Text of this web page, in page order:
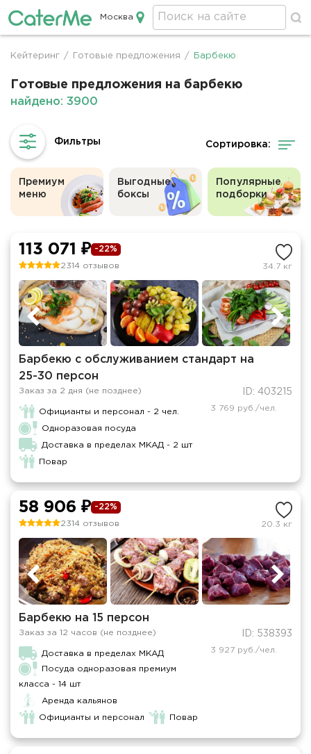
Кейтеринг в Москве
Москва
Строка
Кейтеринг / Готовые предложения / Барбекю
Готовые предложения на барбекю
найдено: 3900
Сортировка:
Премиум
меню
Выгодные
боксы
Популярные
подборки
113 071 ₽ -22%
2314 отзывов 34.7 кг
Барбекю с обслуживанием стандарт на
25-30 персон
Заказ за 2 дня (не позднее) ID: 403215
Официанты и персонал - 2 чел.
Одноразовая посуда
Доставка в пределах МКАД - 2 шт
Повар
3 769 руб./чел.
58 906 ₽ -22%
2314 отзывов 20.3 кг
Барбекю на 15 персон
Заказ за 12 часов (не позднее) ID: 538393
Доставка в пределах МКАД
Посуда одноразовая премиум
класса - 14 шт
Аренда кальянов
Официанты и персонал Повар
3 927 руб./чел.